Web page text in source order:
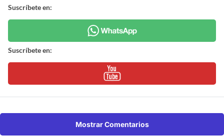
Suscríbete en:
Suscríbete en:
Mostrar Comentarios